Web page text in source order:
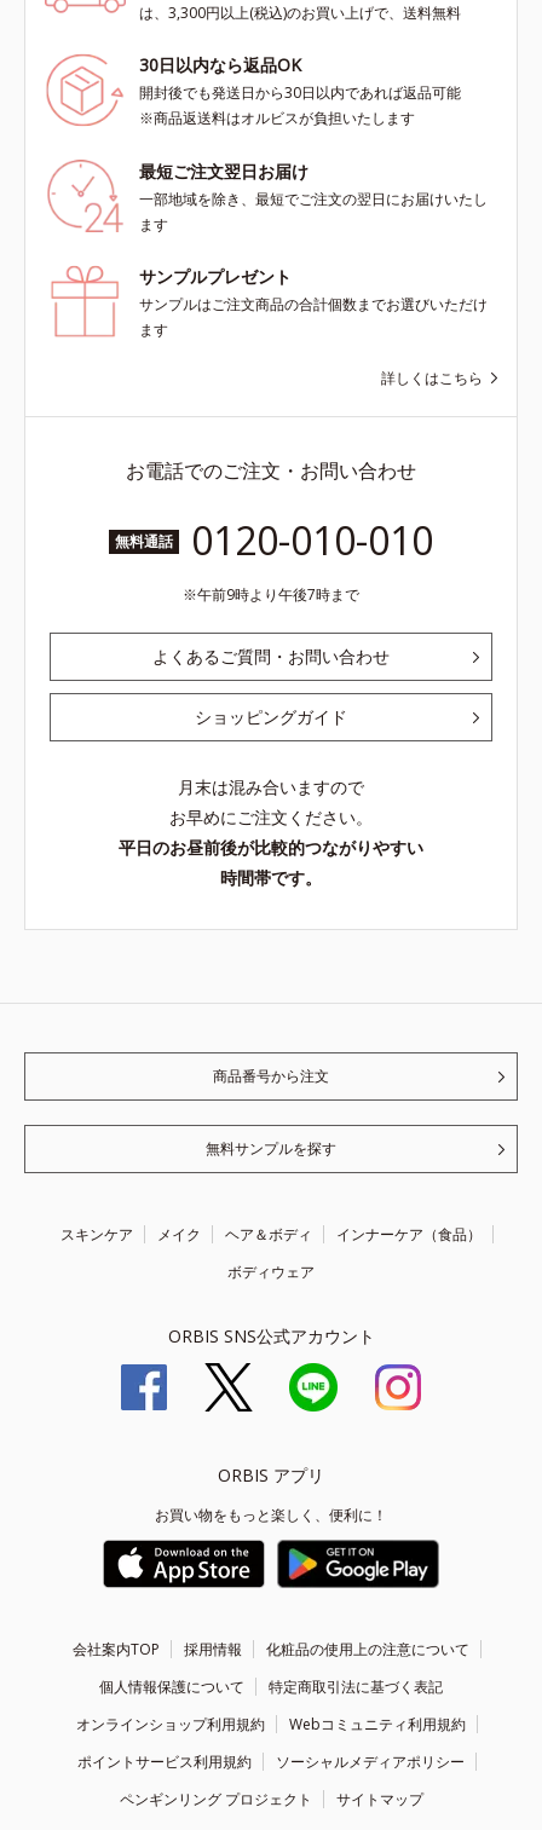
は、3,300円以上(税込)のお買い上げで、送料無料
30日以内なら返品OK
開封後でも発送日から30日以内であれば返品可能
※商品返送料はオルビスが負担いたします
最短ご注文翌日お届け
一部地域を除き、最短でご注文の翌日にお届けいたし
ます
サンプルプレゼント
サンプルはご注文商品の合計個数までお選びいただけ
ます
詳しくはこちら
お電話でのご注文・お問い合わせ
無料通話 0120-010-010
午前9時より午後7時まで
よくあるご質問・お問い合わせ
ショッピングガイド
月末は混み合いますので
お早めにご注文ください。
平日のお昼前後が比較的つながりやすい
時間帯です。
商品番号から注文
無料サンプルを探す
スキンケア メイク ヘア＆ボディ
インナーケア（食品）
ボディウェア
ORBIS SNS公式アカウント
ORBIS アプリ
お買い物をもっと楽しく、便利に！
会社案内TOP 採用情報
化粧品の使用上の注意について
個人情報保護について
特定商取引法に基づく表記
オンラインショップ利用規約
Webコミュニティ利用規約
ポイントサービス利用規約
ソーシャルメディアポリシー
ペンギンリング プロジェクト
サイトマップ